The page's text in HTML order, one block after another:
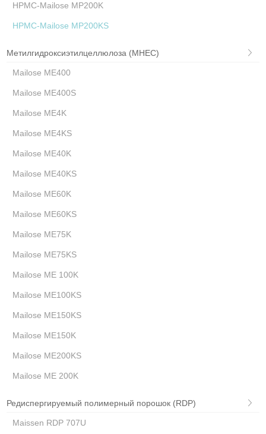
HPMC-Mailose MP200K
HPMC-Mailose MP200KS
Метилгидроксиэтилцеллюлоза (MHEC)
Mailose ME400
Mailose ME400S
Mailose ME4K
Mailose ME4KS
Mailose ME40K
Mailose ME40KS
Mailose ME60K
Mailose ME60KS
Mailose ME75K
Mailose ME75KS
Mailose ME 100K
Mailose ME100KS
Mailose ME150KS
Mailose ME150K
Mailose ME200KS
Mailose ME 200K
Редиспергируемый полимерный порошок (RDP)
Maissen RDP 707U